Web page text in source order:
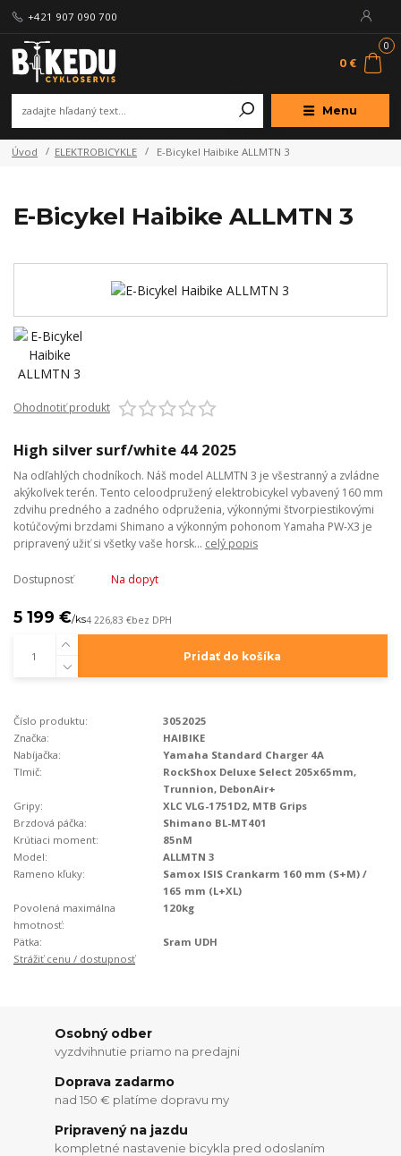
Menu
+421 907 090 700
0
0 €
Úvod ELEKTROBICYKLE E-Bicykel Haibike ALLMTN 3
E-Bicykel Haibike ALLMTN 3
Ohodnotiť produkt
High silver surf/white 44 2025
Na odľahlých chodníkoch. Náš model ALLMTN 3 je všestranný a zvládne
akýkoľvek terén. Tento celoodpružený elektrobicykel vybavený 160 mm
zdvihu predného a zadného odpruženia, výkonnými štvorpiestikovými
kotúčovými brzdami Shimano a výkonným pohonom Yamaha PW-X3 je
pripravený užiť si všetky vaše horsk... celý popis
Dostupnosť Na dopyt
5 199 €/ks4 226,83 €bez DPH
Pridať do košíka
Číslo produktu:
3052025
Značka:
HAIBIKE
Nabíjačka:
Yamaha Standard Charger 4A
Tlmič:
RockShox Deluxe Select 205x65mm,
Trunnion, DebonAir+
Gripy:
XLC VLG-1751D2, MTB Grips
Brzdová páčka:
Shimano BL-MT401
Krútiaci moment:
85nM
Model:
ALLMTN 3
Rameno kľuky:
Samox ISIS Crankarm 160 mm (S+M) /
165 mm (L+XL)
Povolená maximálna
hmotnosť:
120kg
Pätka:
Sram UDH
Strážiť cenu / dostupnosť
Osobný odber
vyzdvihnutie priamo na predajni
Doprava zadarmo
nad 150 € platíme dopravu my
Pripravený na jazdu
kompletné nastavenie bicykla pred odoslaním